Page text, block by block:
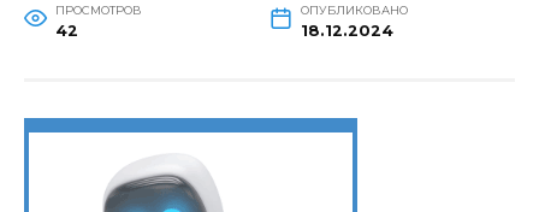
ПРОСМОТРОВ
42
ОПУБЛИКОВАНО
18.12.2024